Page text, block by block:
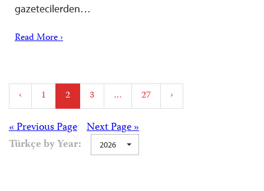
gazetecilerden…
Read More ›
Posts
pagination
‹ 1 2 3 … 27 ›
Posts
navigation
Next Page »
« Previous Page
Türkçe by Year:
2026